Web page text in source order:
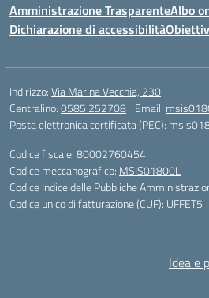
Amministrazione TrasparenteAlbo
Dichiarazione di accessibilità
Indirizzo:Via Marina Vecchia, 230
Centralino:0585 252708 Email:
Posta elettronica certificata (PEC):
Codice fiscale: 80002760454
Codice meccanografico: MSIS01800L
Codice Indice delle Pubbliche
Codice unico di fatturazione (CUF): UFFET5
Idea e